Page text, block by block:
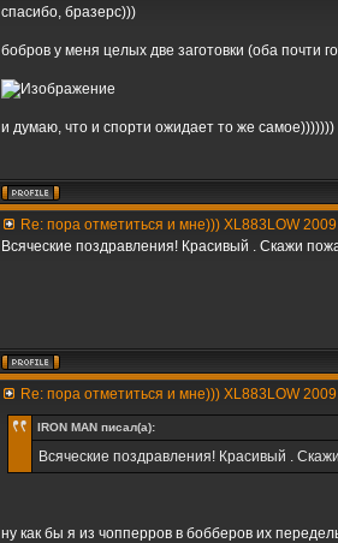
спасибо, бразерс)))
бобров у меня целых две заготовки (оба почти
и думаю, что и спорти ожидает то же самое)))))))
Re: пора отметиться и мне))) XL883LOW 2009
Всяческие поздравления! Красивый . Скажи
Re: пора отметиться и мне))) XL883LOW 2009
IRON MAN писал(а):
Всяческие поздравления! Красивый .
ну как бы я из чопперров в бобберов их